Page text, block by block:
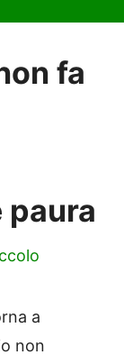
fa
paura
a
non